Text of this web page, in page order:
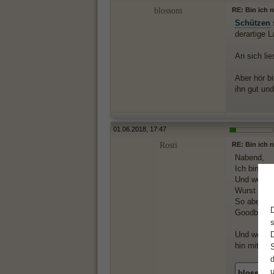
blossom RE: Bin ich
Schützen
derartige
An sich
Aber hör
ihn gut
01.06.2018, 17:47
Rosti RE: Bin ich
Nabend,
Ich bin
Und wenn
Wurst
So aber
Und weil
hin mit